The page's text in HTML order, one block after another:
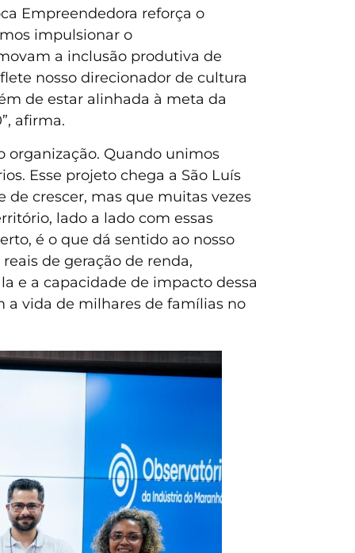
Empreendedora reforça o
impulsionar o
a inclusão produtiva de
nosso direcionador de cultura
de estar alinhada à meta da
afirma.
organização. Quando unimos
Esse projeto chega a São Luís
crescer, mas que muitas vezes
lado a lado com essas
é o que dá sentido ao nosso
de geração de renda,
e a capacidade de impacto dessa
a vida de milhares de famílias no